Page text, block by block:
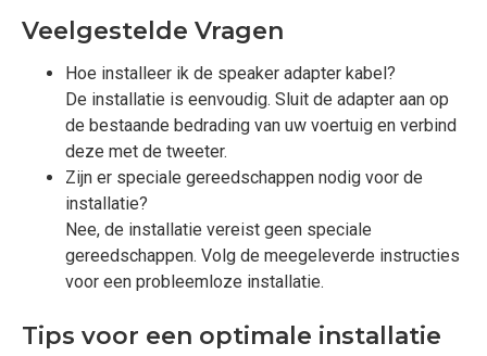
Veelgestelde Vragen
Hoe installeer ik de speaker adapter kabel?
De installatie is eenvoudig. Sluit de adapter aan op
de bestaande bedrading van uw voertuig en verbind
deze met de tweeter.
Zijn er speciale gereedschappen nodig voor de
installatie?
Nee, de installatie vereist geen speciale
gereedschappen. Volg de meegeleverde instructies
voor een probleemloze installatie.
Tips voor een optimale installatie